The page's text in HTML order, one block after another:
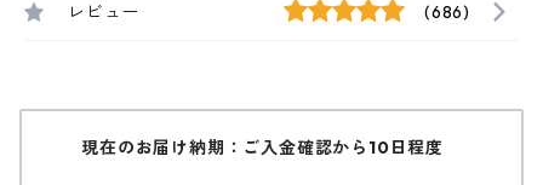
レビュー (686)
現在のお届け納期：ご入金確認から10日程度